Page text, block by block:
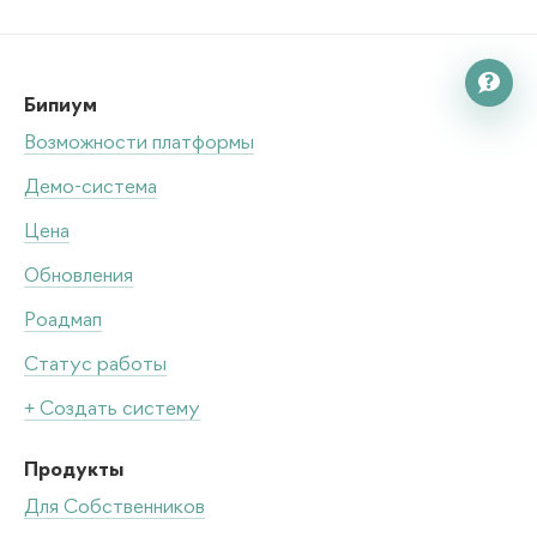

Бипиум
Возможности платформы
Демо-система
Цена
Обновления
Роадмап
Статус работы
+ Создать систему
Продукты
Для Собственников